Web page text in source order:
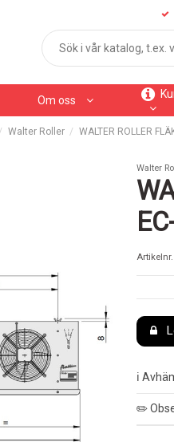
Om oss
Walter Roller WALTER ROLLER
Walter
Artikelnr.
ℹ️
✏️